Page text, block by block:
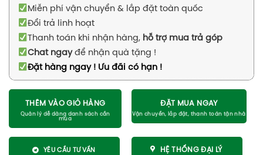
Miễn phí vận chuyển & lắp đặt toàn quốc
Đổi trả linh hoạt
Thanh toán khi nhận hàng, hỗ trợ mua trả góp
Chat ngayđể nhận quà tặng !
Đặt hàng ngay ! Ưu đãi có hạn !
THÊM VÀO GIỎ HÀNG ĐẶT MUA NGAY
YÊU CẦU TƯ VẤN HỆ THỐNG ĐẠI LÝ